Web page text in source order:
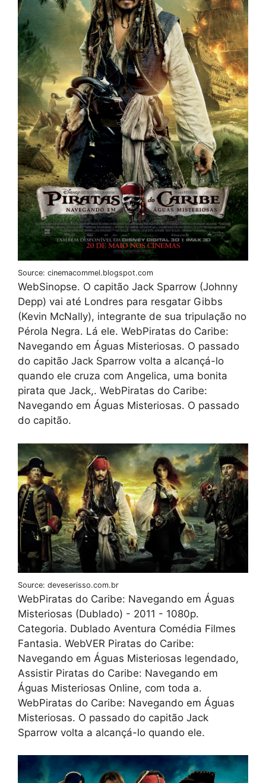
Source: cinemacommel.blogspot.com
WebSinopse. O capitão Jack Sparrow (Johnny
Depp) vai até Londres para resgatar Gibbs
(Kevin McNally), integrante de sua tripulação no
Pérola Negra. Lá ele. WebPiratas do Caribe:
Navegando em Águas Misteriosas. O passado
do capitão Jack Sparrow volta a alcançá-lo
quando ele cruza com Angelica, uma bonita
pirata que Jack,. WebPiratas do Caribe:
Navegando em Águas Misteriosas. O passado
do capitão.
Source: deveserisso.com.br
WebPiratas do Caribe: Navegando em Águas
Misteriosas (Dublado) - 2011 - 1080p.
Categoria. Dublado Aventura Comédia Filmes
Fantasia. WebVER Piratas do Caribe:
Navegando em Águas Misteriosas legendado,
Assistir Piratas do Caribe: Navegando em
Águas Misteriosas Online, com toda a.
WebPiratas do Caribe: Navegando em Águas
Misteriosas. O passado do capitão Jack
Sparrow volta a alcançá-lo quando ele.